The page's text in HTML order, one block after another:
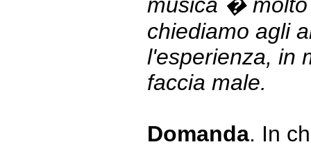
chiediamo agli
l'esperienza, in
faccia male.
Domanda. In